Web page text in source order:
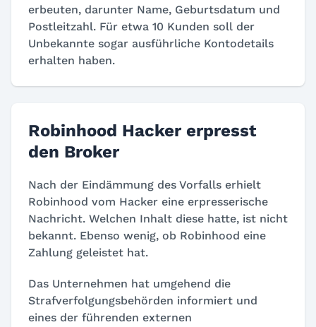
erbeuten, darunter Name, Geburtsdatum und
Postleitzahl. Für etwa 10 Kunden soll der
Unbekannte sogar ausführliche Kontodetails
erhalten haben.
Robinhood Hacker erpresst
den Broker
Nach der Eindämmung des Vorfalls erhielt
Robinhood vom Hacker eine erpresserische
Nachricht. Welchen Inhalt diese hatte, ist nicht
bekannt. Ebenso wenig, ob Robinhood eine
Zahlung geleistet hat.
Das Unternehmen hat umgehend die
Strafverfolgungsbehörden informiert und
eines der führenden externen